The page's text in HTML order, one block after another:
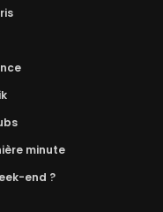
minute
end ?